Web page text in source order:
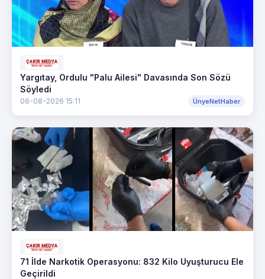
Yargıtay, Ordulu "Palu Ailesi" Davasında Son Sözü
Söyledi
06-08-2026 15:11 ÜnyeNetHaber
71 İlde Narkotik Operasyonu: 832 Kilo Uyuşturucu Ele
Geçirildi